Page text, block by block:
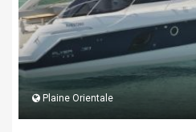
Plaine Orientale